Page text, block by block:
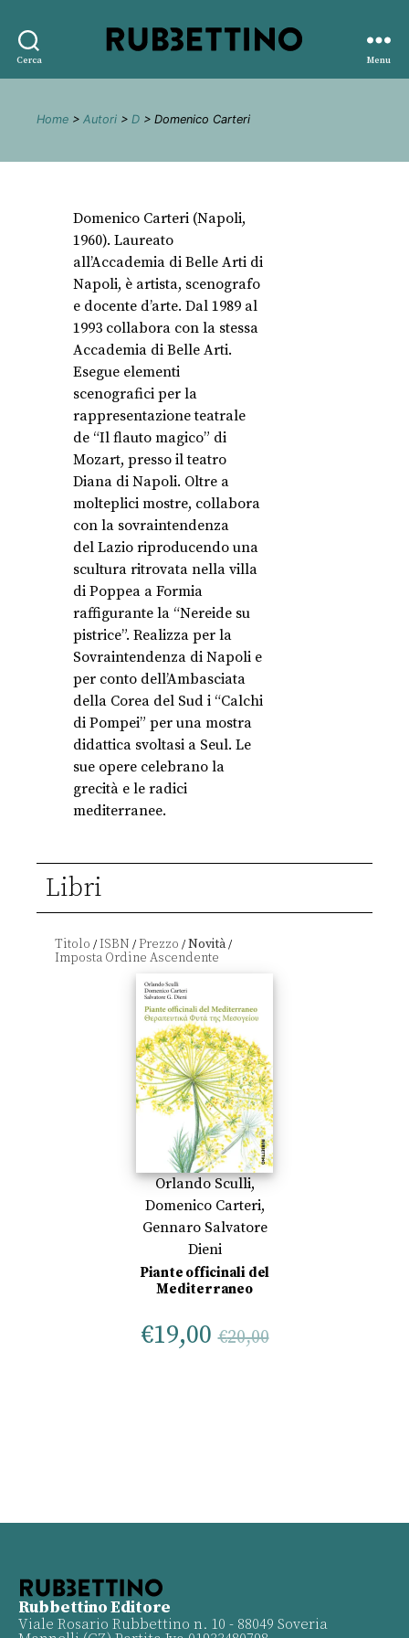
Cerca
editore
Menu
Home > Autori > D > Domenico Carteri
Domenico Carteri (Napoli,
1960). Laureato
all’Accademia di Belle Arti di
Napoli, è artista, scenografo
e docente d’arte. Dal 1989 al
1993 collabora con la stessa
Accademia di Belle Arti.
Esegue elementi
scenografici per la
rappresentazione teatrale
de “Il flauto magico” di
Mozart, presso il teatro
Diana di Napoli. Oltre a
molteplici mostre, collabora
con la sovraintendenza
del Lazio riproducendo una
scultura ritrovata nella villa
di Poppea a Formia
raffigurante la “Nereide su
pistrice”. Realizza per la
Sovraintendenza di Napoli e
per conto dell’Ambasciata
della Corea del Sud i “Calchi
di Pompei” per una mostra
didattica svoltasi a Seul. Le
sue opere celebrano la
grecità e le radici
mediterranee.
Libri
Titolo /ISBN /Prezzo /Novità/
Orlando Sculli,
Domenico Carteri,
Gennaro Salvatore
Dieni
Piante officinali del
Mediterraneo
€19,00 €20,00
Rubbettino Editore
Viale Rosario Rubbettino n. 10 - 88049 Soveria